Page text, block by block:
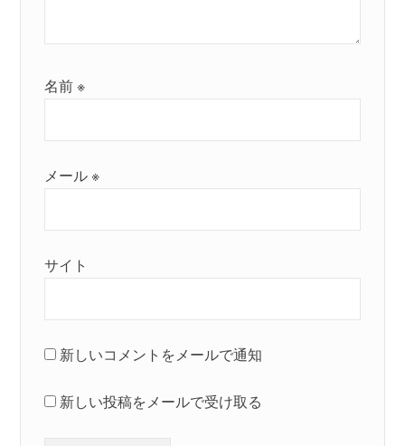
名前※
メール※
サイト
新しいコメントをメールで通知
新しい投稿をメールで受け取る